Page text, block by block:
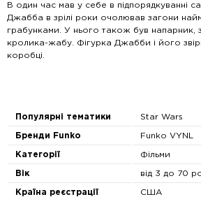
В один час мав у себе в підпорядкуванні
Джабба в зрілі роки очолював загони
грабунками. У нього також був напарник,
кролика-жабу. Фігурка Джабби і його
коробці.
Популярні тематики Star Wars
Бренди Funko Funko VYNL
Категорії Фільми
Вік від 3 до 70
Країна реєстрації
США